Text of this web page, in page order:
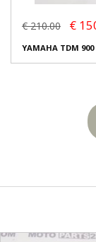
€ 210.00 €
YAMAHA TDM